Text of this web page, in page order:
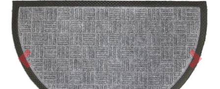
Predchádzajúci Ďalší